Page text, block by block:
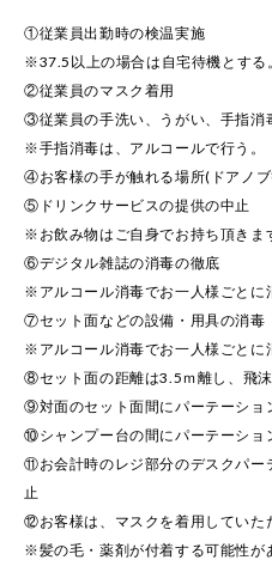
①従業員出勤時の検温実施
※37.5以上の場合は自宅待機とする。
②従業員のマスク着用
③従業員の手洗い、うがい、手指消
※手指消毒は、アルコールで行う。
④お客様の手が触れる場所(ドアノ
⑤ドリンクサービスの提供の中止
※お飲み物はご自身でお持ち頂きま
⑥デジタル雑誌の消毒の徹底
※アルコール消毒でお一人様ごとに
⑦セット面などの設備・用具の消毒
※アルコール消毒でお一人様ごとに
⑧セット面の距離は3.5ｍ離し、飛
⑨対面のセット面間にパーテーショ
⑩シャンプー台の間にパーテーショ
⑪お会計時のレジ部分のデスクパー
止
⑫お客様は、マスクを着用していた
※髪の毛・薬剤が付着する可能性が